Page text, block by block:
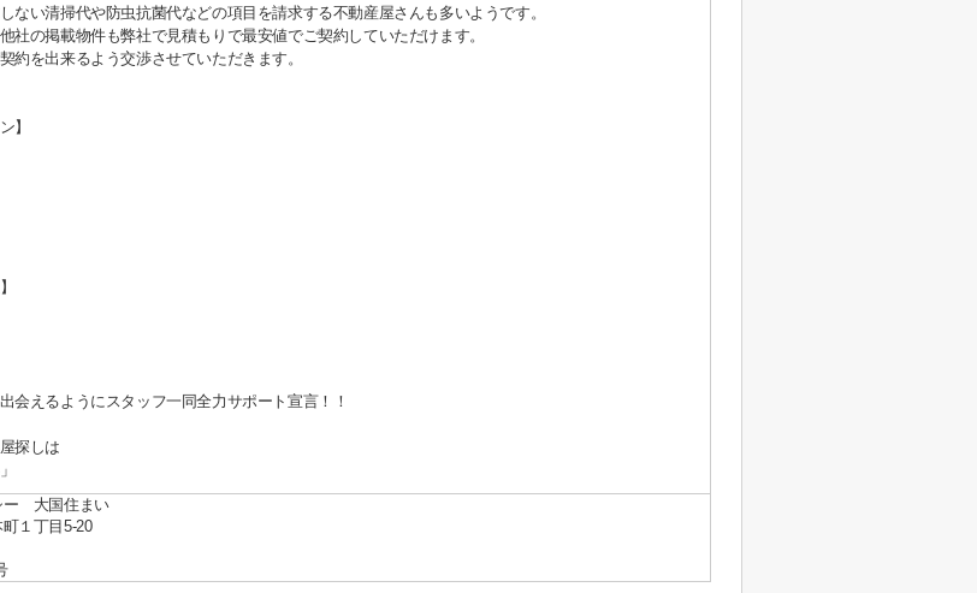
ない清掃代や防虫抗菌代などの項目を請求する不動産屋さんも多いようです。
社の掲載物件も弊社で見積もりで最安値でご契約していただけます。
約を出来るよう交渉させていただきます。
】
会えるようにスタッフ一同全力サポート宣言！！
探しは
ー 大国住まい
１丁目5-20